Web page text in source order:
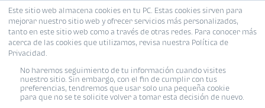
Este sitio web almacena cookies en tu PC. Estas cookies sirven para
mejorar nuestro sitio web y ofrecer servicios más personalizados,
tanto en este sitio web como a través de otras redes. Para conocer más
acerca de las cookies que utilizamos, revisa nuestra Política de
Privacidad.
No haremos seguimiento de tu información cuando visites
nuestro sitio. Sin embargo, con el fin de cumplir con tus
preferencias, tendremos que usar solo una pequeña cookie
para que no se te solicite volver a tomar esta decisión de nuevo.